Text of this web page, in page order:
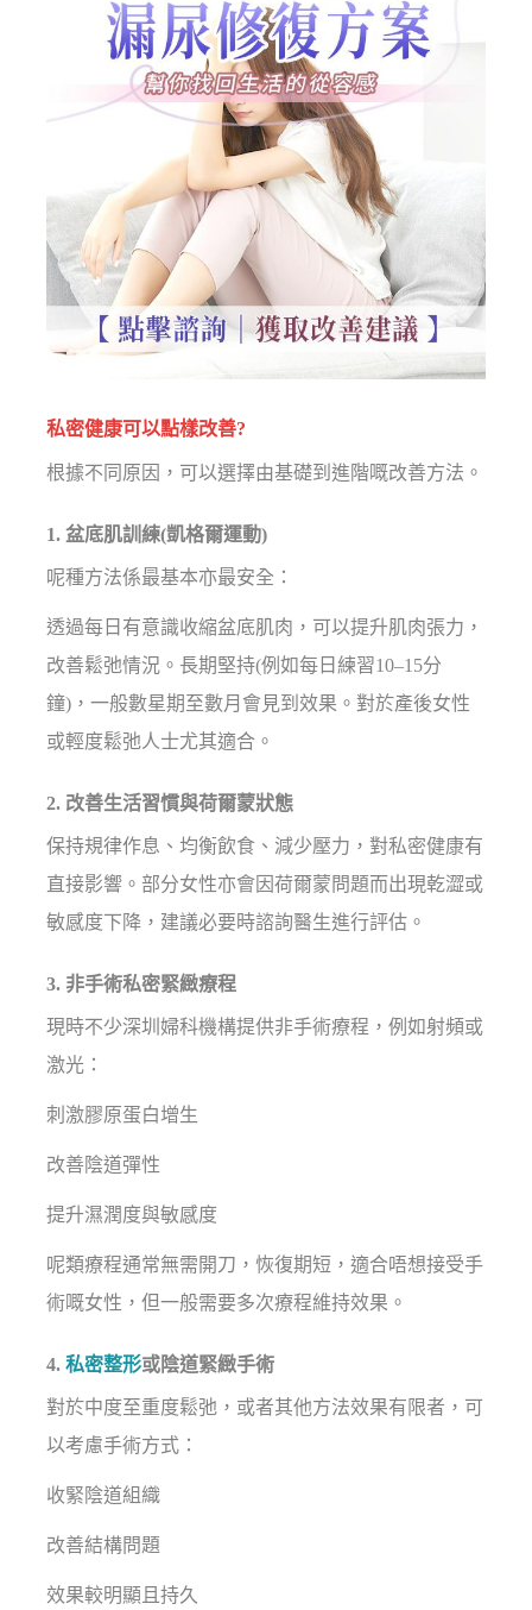
私密健康可以點樣改善?
根據不同原因，可以選擇由基礎到進階嘅改善方法。
1. 盆底肌訓練(凱格爾運動)
呢種方法係最基本亦最安全：
透過每日有意識收縮盆底肌肉，可以提升肌肉張力，
改善鬆弛情況。長期堅持(例如每日練習10–15分
鐘)，一般數星期至數月會見到效果。對於產後女性
或輕度鬆弛人士尤其適合。
2. 改善生活習慣與荷爾蒙狀態
保持規律作息、均衡飲食、減少壓力，對私密健康有
直接影響。部分女性亦會因荷爾蒙問題而出現乾澀或
敏感度下降，建議必要時諮詢醫生進行評估。
3. 非手術私密緊緻療程
現時不少深圳婦科機構提供非手術療程，例如射頻或
激光：
刺激膠原蛋白增生
改善陰道彈性
提升濕潤度與敏感度
呢類療程通常無需開刀，恢復期短，適合唔想接受手
術嘅女性，但一般需要多次療程維持效果。
4.私密整形或陰道緊緻手術
對於中度至重度鬆弛，或者其他方法效果有限者，可
以考慮手術方式：
收緊陰道組織
改善結構問題
效果較明顯且持久